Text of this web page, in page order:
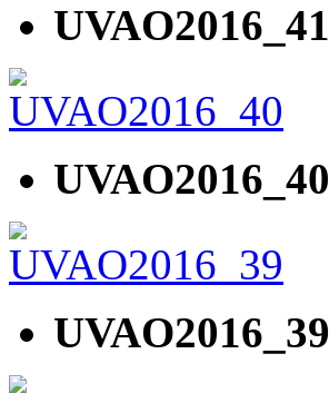
UVAO2016_41
UVAO2016_40
UVAO2016_39